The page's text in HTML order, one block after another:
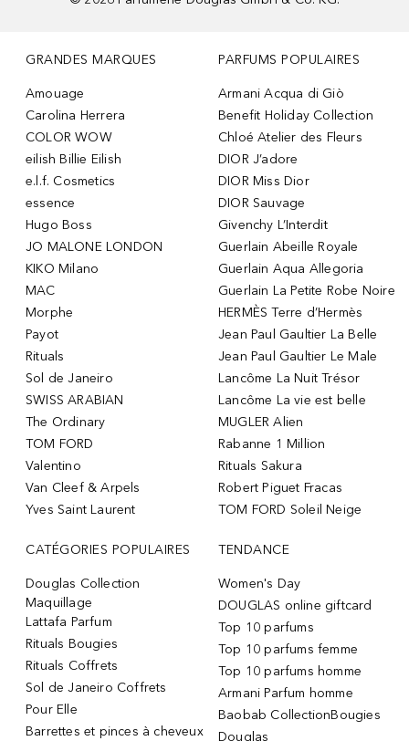
GRANDES MARQUES
Amouage
Carolina Herrera
COLOR WOW
eilish Billie Eilish
e.l.f. Cosmetics
essence
Hugo Boss
JO MALONE LONDON
KIKO Milano
MAC
Morphe
Payot
Rituals
Sol de Janeiro
SWISS ARABIAN
The Ordinary
TOM FORD
Valentino
Van Cleef & Arpels
Yves Saint Laurent
PARFUMS POPULAIRES
Armani Acqua di Giò
Benefit Holiday Collection
Chloé Atelier des Fleurs
DIOR J’adore
DIOR Miss Dior
DIOR Sauvage
Givenchy L’Interdit
Guerlain Abeille Royale
Guerlain Aqua Allegoria
Guerlain La Petite Robe Noire
HERMÈS Terre d’Hermès
Jean Paul Gaultier La Belle
Jean Paul Gaultier Le Male
Lancôme La Nuit Trésor
Lancôme La vie est belle
MUGLER Alien
Rabanne 1 Million
Rituals Sakura
Robert Piguet Fracas
TOM FORD Soleil Neige
CATÉGORIES POPULAIRES
Douglas Collection
Maquillage
Lattafa Parfum
Rituals Bougies
Rituals Coffrets
Sol de Janeiro Coffrets
Pour Elle
Barrettes et pinces à cheveux
TENDANCE
Women's Day
DOUGLAS online giftcard
Top 10 parfums
Top 10 parfums femme
Top 10 parfums homme
Armani Parfum homme
Baobab CollectionBougies
Douglas